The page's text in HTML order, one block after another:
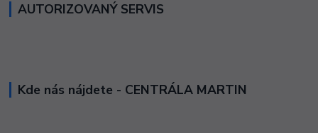
AUTORIZOVANÝ SERVIS
Kde nás nájdete - CENTRÁLA MARTIN